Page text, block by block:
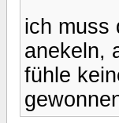
ich muss
anekeln,
fühle